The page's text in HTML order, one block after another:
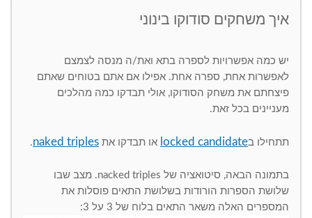
איך משחקים סודוקו בינוני
יש כמה אפשרויות לספרה בתא ואת/ה מנסה לצמצם
לאפשרות אחת, ספרה אחת. אפילו אם אתם בטוחים שאתם
פיצחתם את משחק הסודוקו, אולי תבדקו כמה מהלכים
מעניינים בכל זאת.
תתחילו בlocked candidate או תבדקו את naked triples
.
בתמונה הבאה, סיטואציה של nacked triples. מצב שבו
שלושת הספרות הורודות בשלושת התאים פוסלות את
המספרים האלה משאר התאים בלוח של 3 על 3: